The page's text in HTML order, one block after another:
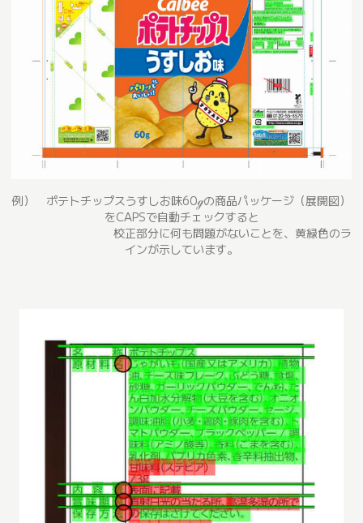
例） ポテトチップスうすしお味60ℊの商品パッケージ（展開図）
をCAPSで自動チェックすると
校正部分に何も問題がないことを、黄緑色のラ
インが示しています。